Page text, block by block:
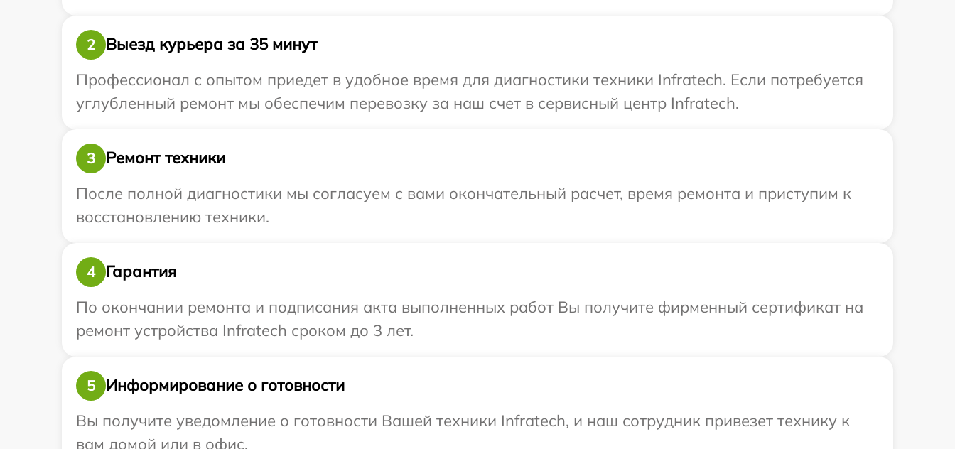
2
Выезд курьера за 35 минут
Профессионал с опытом приедет в удобное время для диагностики техники Infratech. Если потребуется
углубленный ремонт мы обеспечим перевозку за наш счет в сервисный центр Infratech.
3
Ремонт техники
После полной диагностики мы согласуем с вами окончательный расчет, время ремонта и приступим к
восстановлению техники.
4
Гарантия
По окончании ремонта и подписания акта выполненных работ Вы получите фирменный сертификат на
ремонт устройства Infratech сроком до 3 лет.
5
Информирование о готовности
Вы получите уведомление о готовности Вашей техники Infratech, и наш сотрудник привезет технику к
вам домой или в офис.